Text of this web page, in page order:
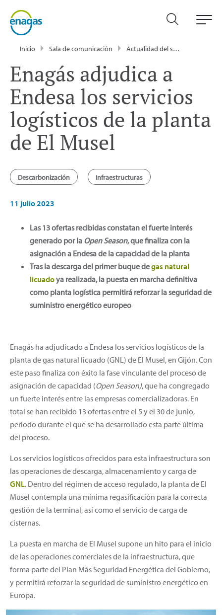
Inicio Sala de comunicación Actualidad del sector energético - Enagás
Enagás adjudica a
Endesa los servicios
logísticos de la planta
de El Musel
Descarbonización Infraestructuras
11 julio 2023
Las 13 ofertas recibidas constatan el fuerte interés
generado por la Open Season, que finaliza con la
asignación a Endesa de la capacidad de la planta
Tras la descarga del primer buque degas natural
licuadoya realizada, la puesta en marcha definitiva
como planta logística permitirá reforzar la seguridad de
suministro energético europeo
Enagás ha adjudicado a Endesa los servicios logísticos de la
planta de gas natural licuado (GNL) de El Musel, en Gijón. Con
este paso finaliza con éxito la fase vinculante del proceso de
asignación de capacidad (Open Season), que ha congregado
un fuerte interés entre las empresas comercializadoras. En
total se han recibido 13 ofertas entre el 5 y el 30 de junio,
periodo durante el que se ha desarrollado esta parte última
del proceso.
Los servicios logísticos ofrecidos para esta infraestructura son
las operaciones de descarga, almacenamiento y carga de
GNL. Dentro del régimen de acceso regulado, la planta de El
Musel contempla una mínima regasificación para la correcta
gestión de la terminal, así como el servicio de carga de
cisternas.
La puesta en marcha de El Musel supone un hito para el inicio
de las operaciones comerciales de la infraestructura, que
forma parte del Plan Más Seguridad Energética del Gobierno,
y permitirá reforzar la seguridad de suministro energético en
Europa.